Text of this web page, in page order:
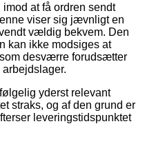
at få ordren sendt
viser sig jævnligt en
vældig bekvem. Den
kan ikke modsiges at
desværre forudsætter
yderst relevant
straks, og af den grund er
leveringstidspunktet